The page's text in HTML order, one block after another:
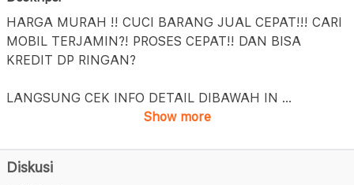
HARGA MURAH !! CUCI BARANG JUAL CEPAT!!! CARI
MOBIL TERJAMIN?! PROSES CEPAT!! DAN BISA
KREDIT DP RINGAN?
LANGSUNG CEK INFO DETAIL DIBAWAH IN ...
Show more
Diskusi